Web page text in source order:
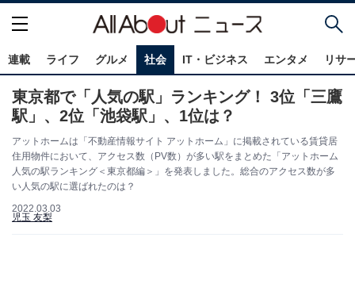
連載 ライフ グルメ 社会 IT・ビジネス エンタメ リサ
東京都で「人気の駅」ランキング！ 3位「三鷹
駅」、2位「池袋駅」、1位は？
アットホームは「不動産情報サイト アットホーム」に掲載されている賃貸居
住用物件において、アクセス数（PV数）が多い駅をまとめた「アットホーム
人気の駅ランキング＜東京都編＞」を発表しました。総合のアクセス数が多
い人気の駅に選ばれたのは？
2022.03.03
児玉 友梨